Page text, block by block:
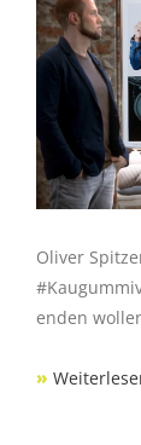
Oliver
enden
»